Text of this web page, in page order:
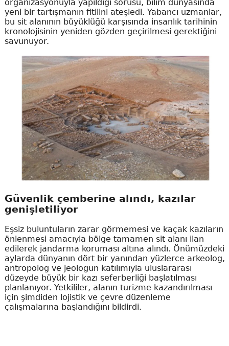
organizasyonuyla yapıldığı sorusu, bilim dünyasında
yeni bir tartışmanın fitilini ateşledi. Yabancı uzmanlar,
bu sit alanının büyüklüğü karşısında insanlık tarihinin
kronolojisinin yeniden gözden geçirilmesi gerektiğini
savunuyor.
Güvenlik çemberine alındı, kazılar
genişletiliyor
Eşsiz buluntuların zarar görmemesi ve kaçak kazıların
önlenmesi amacıyla bölge tamamen sit alanı ilan
edilerek jandarma koruması altına alındı. Önümüzdeki
aylarda dünyanın dört bir yanından yüzlerce arkeolog,
antropolog ve jeologun katılımıyla uluslararası
düzeyde büyük bir kazı seferberliği başlatılması
planlanıyor. Yetkililer, alanın turizme kazandırılması
için şimdiden lojistik ve çevre düzenleme
çalışmalarına başlandığını bildirdi.